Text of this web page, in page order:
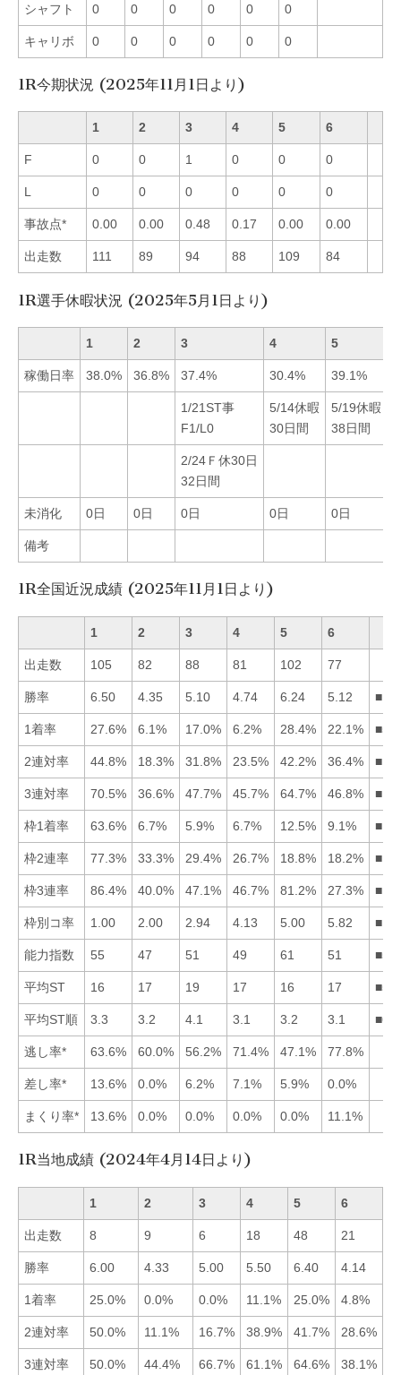
シャフト 0 0 0 0 0 0
キャリボ 0 0 0 0 0 0
1R今期状況 (2025年11月1日より)
1 2 3 4 5 6
F 0 0 1 0 0 0
L 0 0 0 0 0 0
事故点* 0.00 0.00 0.48 0.17 0.00 0.00
出走数 111 89 94 88 109 84
1R選手休暇状況 (2025年5月1日より)
1 2 3 4 5
稼働日率 38.0% 36.8% 37.4% 30.4% 39.1%
1/21ST事
F1/L0
5/14休暇
30日間
5/19休暇
38日間
2/24Ｆ休30日
32日間
未消化 0日 0日 0日 0日 0日
備考
1R全国近況成績 (2025年11月1日より)
1 2 3 4 5 6
出走数 105 82 88 81 102 77
勝率 6.50 4.35 5.10 4.74 6.24 5.12
1着率 27.6% 6.1% 17.0% 6.2% 28.4% 22.1%
2連対率 44.8% 18.3% 31.8% 23.5% 42.2% 36.4%
3連対率 70.5% 36.6% 47.7% 45.7% 64.7% 46.8%
枠1着率 63.6% 6.7% 5.9% 6.7% 12.5% 9.1%
枠2連率 77.3% 33.3% 29.4% 26.7% 18.8% 18.2%
枠3連率 86.4% 40.0% 47.1% 46.7% 81.2% 27.3%
枠別コ率 1.00 2.00 2.94 4.13 5.00 5.82
能力指数 55 47 51 49 61 51
平均ST 16 17 19 17 16 17
平均ST順 3.3 3.2 4.1 3.1 3.2 3.1
逃し率* 63.6% 60.0% 56.2% 71.4% 47.1% 77.8%
差し率* 13.6% 0.0% 6.2% 7.1% 5.9% 0.0%
まくり率* 13.6% 0.0% 0.0% 0.0% 0.0% 11.1%
1R当地成績 (2024年4月14日より)
1 2 3 4 5 6
出走数 8 9 6 18 48 21
勝率 6.00 4.33 5.00 5.50 6.40 4.14
1着率 25.0% 0.0% 0.0% 11.1% 25.0% 4.8%
2連対率 50.0% 11.1% 16.7% 38.9% 41.7% 28.6%
3連対率 50.0% 44.4% 66.7% 61.1% 64.6% 38.1%